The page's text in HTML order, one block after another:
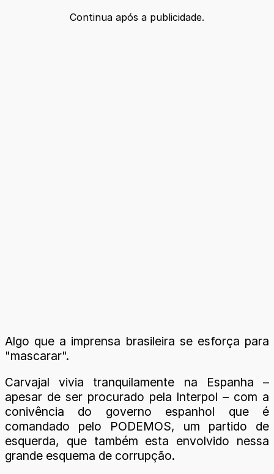
Continua após a publicidade.
Algo que a imprensa brasileira se esforça para
"mascarar".
Carvajal vivia tranquilamente na Espanha –
apesar de ser procurado pela Interpol – com a
conivência do governo espanhol que é
comandado pelo PODEMOS, um partido de
esquerda, que também esta envolvido nessa
grande esquema de corrupção.